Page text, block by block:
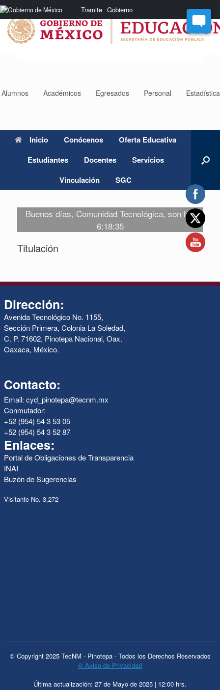
Nota:
este
sitio
web
incluye
Tramite Gobierno
Saltar
al
contenido
Alumnos Académicos Egresados Personal
Inicio Conócenos
Oferta Educativa
Estudiantes
Docentes
Servicios
Vinculación
SGC
Buenos días, Comunidad Tecnológica, son las
6:18:35
Titulación
Dirección:
Avenida Tecnológico No. 1155,
Sección Primera, Colonia La Soledad,
C. P. 71602, Pinotepa Nacional, Oax.
Oaxaca, México.
Contacto:
Email: cyd_pinotepa@tecnm.mx
Conmutador:
+52 (954) 54 3 53 05
+52 (954) 54 3 52 87
Enlaces:
Portal de Obligaciones de Transparencia
INAI
Buzón de Sugerencias
Visitante No. 3,272
© Copyright 2025 TecNM - Pinotepa - Todos los Derechos Reservados
© Aviso de Privacidad
Última actualización: 27 de Mayo de 2025 | 12:00 hrs.